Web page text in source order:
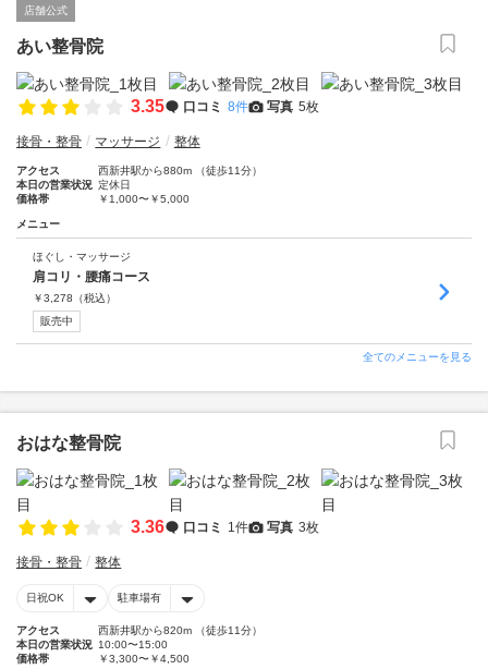
店舗公式
あい整骨院
3.35 口コミ 8件 写真 5枚
接骨・整骨 マッサージ 整体
アクセス
西新井駅から880m （徒歩11分）
本日の営業状況 定休日
価格帯
￥1,000〜￥5,000
メニュー
ほぐし・マッサージ
肩コリ・腰痛コース
￥3,278 （税込）
販売中
全てのメニューを見る
おはな整骨院
3.36 口コミ 1件 写真 3枚
接骨・整骨 整体
日祝OK 駐車場有
アクセス
西新井駅から820m （徒歩11分）
本日の営業状況 10:00〜15:00
価格帯
￥3,300〜￥4,500